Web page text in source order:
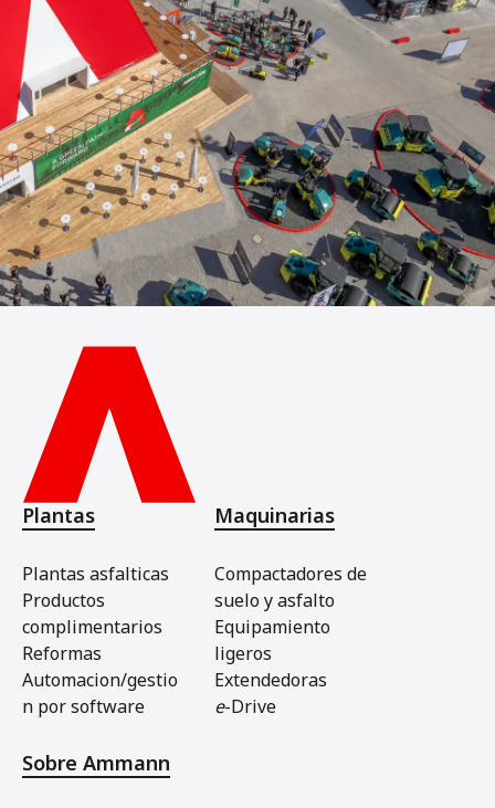
Plantas
Plantas asfalticas
Productos
complimentarios
Reformas
Automacion/gestio
n por software
Maquinarias
Compactadores de
suelo y asfalto
Equipamiento
ligeros
Extendedoras
e-Drive
Sobre Ammann